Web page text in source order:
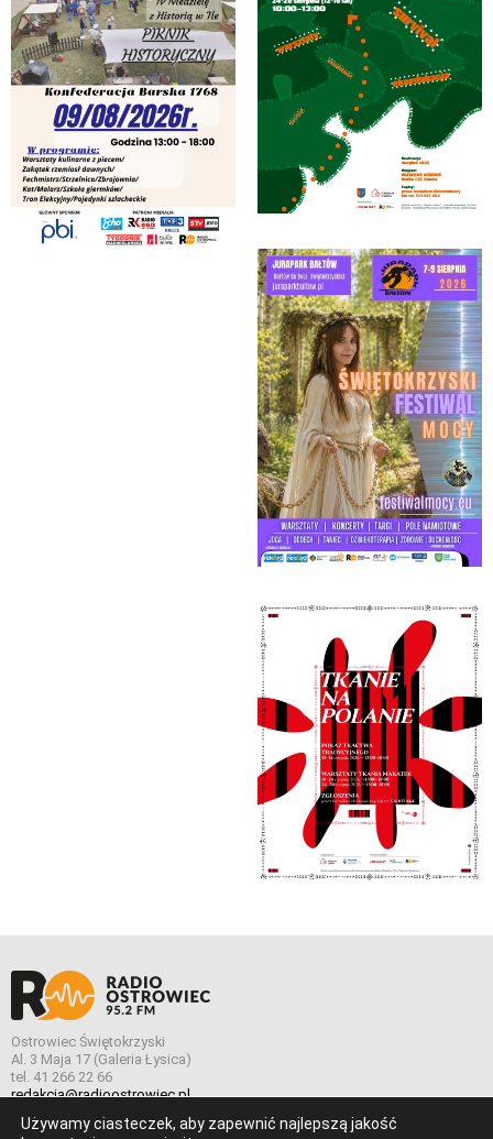
Ostrowiec Świętokrzyski
Al. 3 Maja 17 (Galeria Łysica)
tel. 41 266 22 66
redakcja@radioostrowiec.pl
Używamy ciasteczek, aby zapewnić najlepszą jakość